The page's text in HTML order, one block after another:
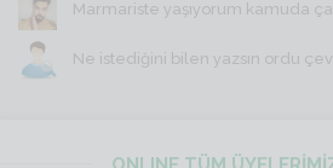
Marmariste yaşıyorum kamuda
Ne istediğini bilen yazsın ordu